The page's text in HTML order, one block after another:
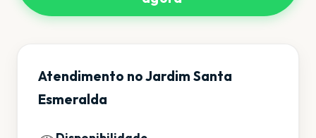
Atendimento no Jardim Santa
Esmeralda